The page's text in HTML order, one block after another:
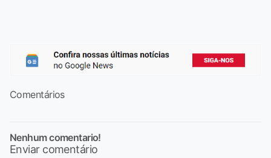
Comentários
Nenhum comentario!
Enviar comentário